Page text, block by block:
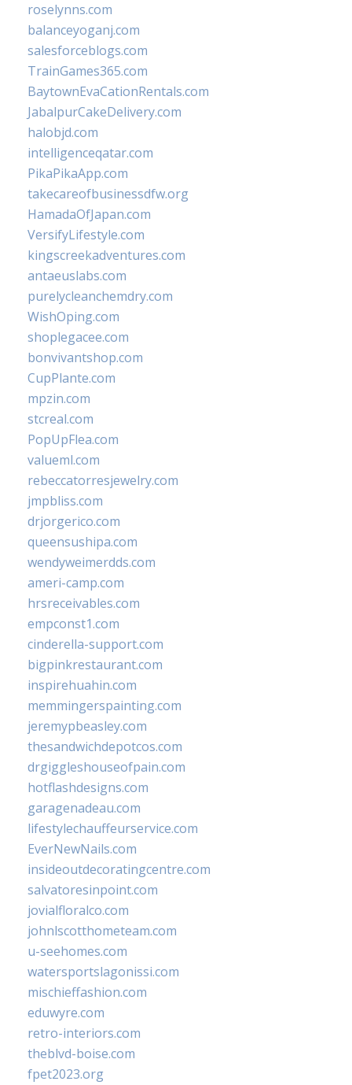
roselynns.com
balanceyoganj.com
salesforceblogs.com
TrainGames365.com
BaytownEvaCationRentals.com
JabalpurCakeDelivery.com
halobjd.com
intelligenceqatar.com
PikaPikaApp.com
takecareofbusinessdfw.org
HamadaOfJapan.com
VersifyLifestyle.com
kingscreekadventures.com
antaeuslabs.com
purelycleanchemdry.com
WishOping.com
shoplegacee.com
bonvivantshop.com
CupPlante.com
mpzin.com
stcreal.com
PopUpFlea.com
valueml.com
rebeccatorresjewelry.com
jmpbliss.com
drjorgerico.com
queensushipa.com
wendyweimerdds.com
ameri-camp.com
hrsreceivables.com
empconst1.com
cinderella-support.com
bigpinkrestaurant.com
inspirehuahin.com
memmingerspainting.com
jeremypbeasley.com
thesandwichdepotcos.com
drgiggleshouseofpain.com
hotflashdesigns.com
garagenadeau.com
lifestylechauffeurservice.com
EverNewNails.com
insideoutdecoratingcentre.com
salvatoresinpoint.com
jovialfloralco.com
johnlscotthometeam.com
u-seehomes.com
watersportslagonissi.com
mischieffashion.com
eduwyre.com
retro-interiors.com
theblvd-boise.com
fpet2023.org